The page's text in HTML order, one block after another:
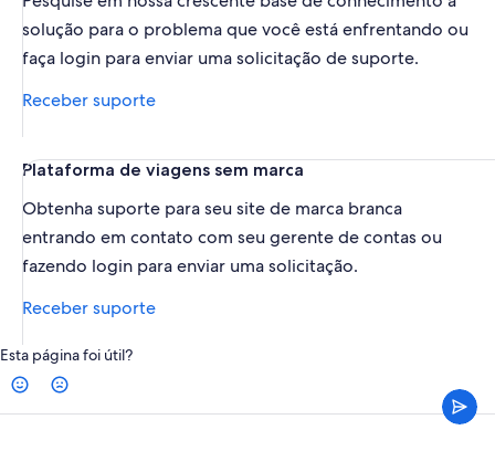
solução para o problema que você está enfrentando ou
faça login para enviar uma solicitação de suporte.
Receber suporte
Plataforma de viagens sem marca
Obtenha suporte para seu site de marca branca
entrando em contato com seu gerente de contas ou
fazendo login para enviar uma solicitação.
Receber suporte
Esta página foi útil?